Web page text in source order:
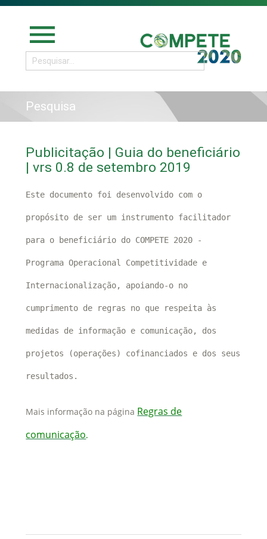
menu
Pesquisa
Publicitação | Guia do beneficiário
| vrs 0.8 de setembro 2019
Este documento foi desenvolvido com o
propósito de ser um instrumento facilitador
para o beneficiário do COMPETE 2020 -
Programa Operacional Competitividade e
Internacionalização, apoiando-o no
cumprimento de regras no que respeita às
medidas de informação e comunicação, dos
projetos (operações) cofinanciados e dos seus
resultados.
Mais informação na página Regras de
comunicação.